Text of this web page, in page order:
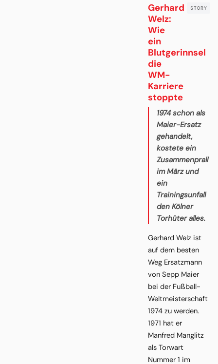
Gerhard
Welz:
Wie
ein
Blutgerinnsel
die
WM-
Karriere
stoppte
1974 schon als
Maier-Ersatz
gehandelt,
kostete ein
Zusammenprall
im März und
ein
Trainingsunfall
den Kölner
Torhüter alles.
Gerhard Welz ist
auf dem besten
Weg Ersatzmann
von Sepp Maier
bei der Fußball-
Weltmeisterschaft
1974 zu werden.
1971 hat er
Manfred Manglitz
als Torwart
Nummer 1 im